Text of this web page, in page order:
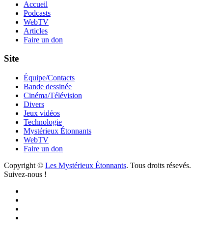
Accueil
Podcasts
WebTV
Articles
Faire un don
Site
Équipe/Contacts
Bande dessinée
Cinéma/Télévision
Divers
Jeux vidéos
Technologie
Mystérieux Étonnants
WebTV
Faire un don
Copyright © Les Mystérieux Étonnants. Tous droits résevés.
Suivez-nous !